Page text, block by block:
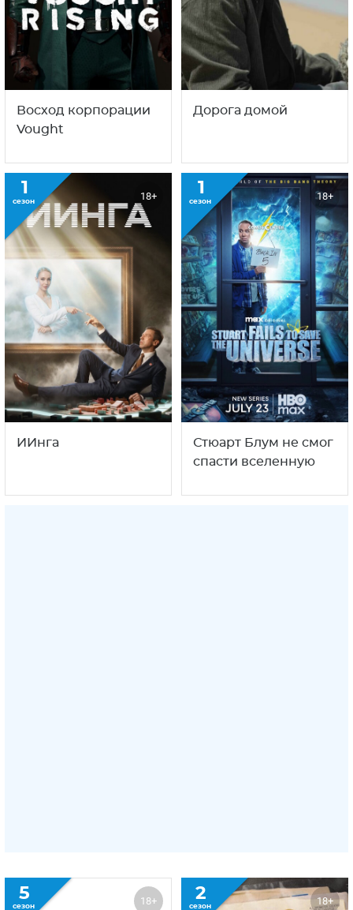
Восход корпорации
Vought
Дорога домой
1
сезон 18+
ИИнга
1
сезон 18+
Стюарт Блум не смог
спасти вселенную
5
сезон 18+ 2
сезон 18+